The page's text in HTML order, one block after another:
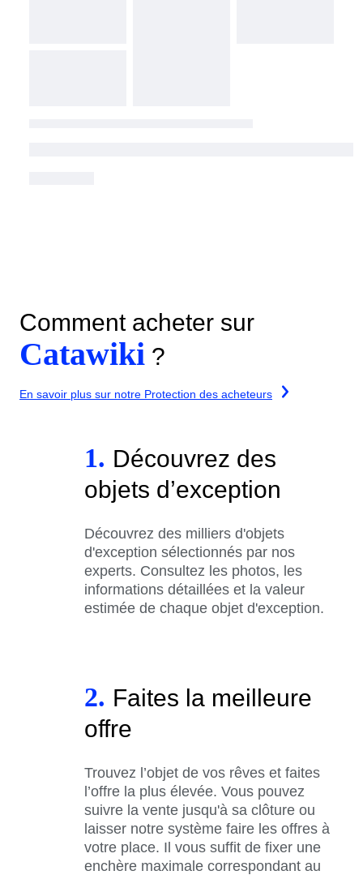
Comment acheter sur
Catawiki ?
En savoir plus sur notre Protection des acheteurs
1. Découvrez des
objets d’exception
Découvrez des milliers d'objets
d'exception sélectionnés par nos
experts. Consultez les photos, les
informations détaillées et la valeur
estimée de chaque objet d'exception.
2. Faites la meilleure
offre
Trouvez l’objet de vos rêves et faites
l’offre la plus élevée. Vous pouvez
suivre la vente jusqu'à sa clôture ou
laisser notre système faire les offres à
votre place. Il vous suffit de fixer une
enchère maximale correspondant au